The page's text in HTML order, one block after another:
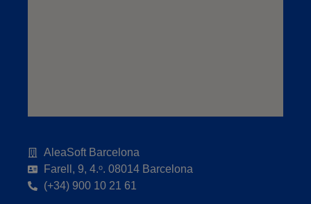
AleaSoft Barcelona
Farell, 9, 4.ᵒ. 08014 Barcelona
(+34) 900 10 21 61